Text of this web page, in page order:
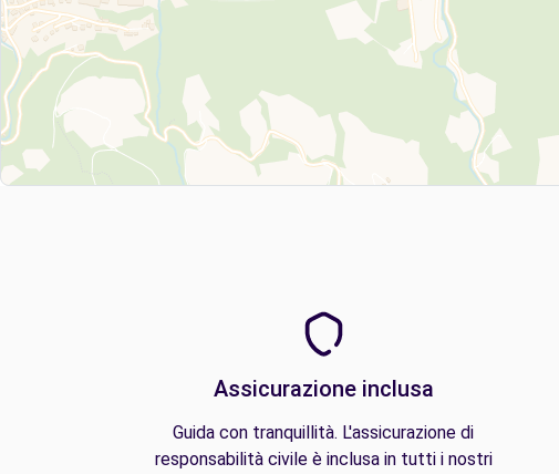
Assicurazione inclusa
Guida con tranquillità. L'assicurazione di
responsabilità civile è inclusa in tutti i nostri